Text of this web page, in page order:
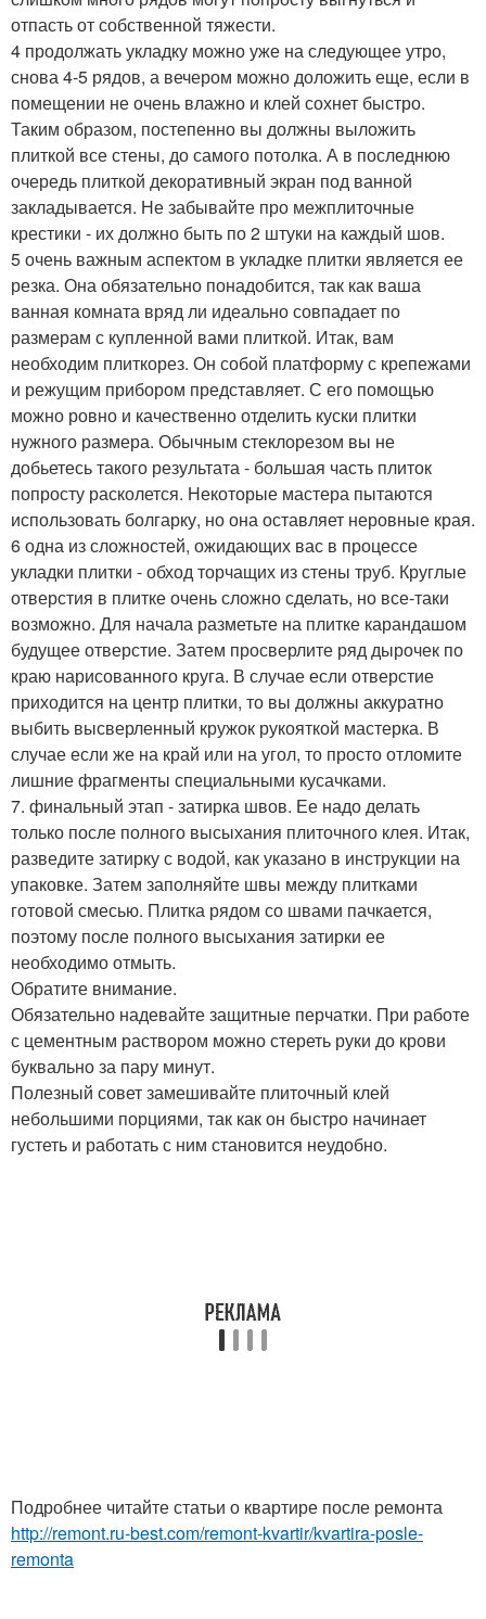
отпасть от собственной тяжести.
4 продолжать укладку можно уже на следующее утро,
снова 4-5 рядов, а вечером можно доложить еще, если в
помещении не очень влажно и клей сохнет быстро.
Таким образом, постепенно вы должны выложить
плиткой все стены, до самого потолка. А в последнюю
очередь плиткой декоративный экран под ванной
закладывается. Не забывайте про межплиточные
крестики - их должно быть по 2 штуки на каждый шов.
5 очень важным аспектом в укладке плитки является ее
резка. Она обязательно понадобится, так как ваша
ванная комната вряд ли идеально совпадает по
размерам с купленной вами плиткой. Итак, вам
необходим плиткорез. Он собой платформу с крепежами
и режущим прибором представляет. С его помощью
можно ровно и качественно отделить куски плитки
нужного размера. Обычным стеклорезом вы не
добьетесь такого результата - большая часть плиток
попросту расколется. Некоторые мастера пытаются
использовать болгарку, но она оставляет неровные края.
6 одна из сложностей, ожидающих вас в процессе
укладки плитки - обход торчащих из стены труб. Круглые
отверстия в плитке очень сложно сделать, но все-таки
возможно. Для начала разметьте на плитке карандашом
будущее отверстие. Затем просверлите ряд дырочек по
краю нарисованного круга. В случае если отверстие
приходится на центр плитки, то вы должны аккуратно
выбить высверленный кружок рукояткой мастерка. В
случае если же на край или на угол, то просто отломите
лишние фрагменты специальными кусачками.
7. финальный этап - затирка швов. Ее надо делать
только после полного высыхания плиточного клея. Итак,
разведите затирку с водой, как указано в инструкции на
упаковке. Затем заполняйте швы между плитками
готовой смесью. Плитка рядом со швами пачкается,
поэтому после полного высыхания затирки ее
необходимо отмыть.
Обратите внимание.
Обязательно надевайте защитные перчатки. При работе
с цементным раствором можно стереть руки до крови
буквально за пару минут.
Полезный совет замешивайте плиточный клей
небольшими порциями, так как он быстро начинает
густеть и работать с ним становится неудобно.
Подробнее читайте статьи о квартире после ремонта
http://remont.ru-best.com/remont-kvartir/kvartira-posle-
remonta